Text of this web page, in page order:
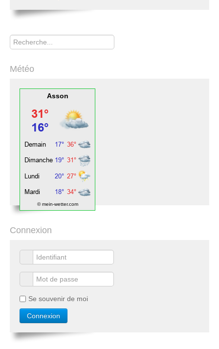
Rechercher
Météo
Asson
© mein-wetter.com
Connexion
Se souvenir de moi